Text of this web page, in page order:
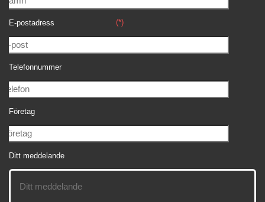
E-postadress (*)
Telefonnummer
Företag
Ditt meddelande